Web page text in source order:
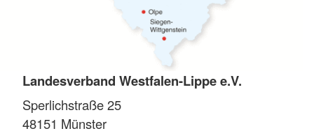
Landesverband Westfalen-Lippe e.V.
Sperlichstraße 25
48151 Münster